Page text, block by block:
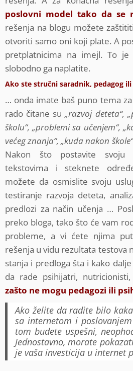
poslovni model tako da se
rešenja na blogu možete
otvoriti samo oni koji plate. A
pretplatnicima na imejl. To
slobodno ga naplatite.
Ako ste stručni saradnik, pedagog
… onda imate baš puno tema
rado čitane su„razvoj deteta“,
školu“, „problemi sa učenjem“,
većeg znanja“, „kuda nakon
Nakon što postavite svoju
tekstovima i steknete
možete da osmislite svoju
testiranje razvoja deteta,
predlozi za način učenja …
preko bloga, tako što će vam
probleme, a vi ćete njima
rešenja u vidu rezultata testova
stanja i predloga šta i kako
da rade psihijatri,
zašto ne mogu pedagozi ili
Ako želite da radite bilo
sa internetom i
tom budete uspešni,
Jednostavno, morate
je vaša investicija u internet